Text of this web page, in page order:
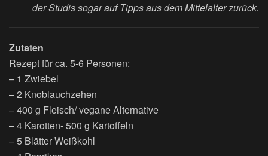
der Studis sogar auf Tipps aus dem Mittelalter zurück.
Zutaten
Rezept für ca. 5-6 Personen:
– 1 Zwiebel
– 2 Knoblauchzehen
– 400 g Fleisch/ vegane Alternative
– 4 Karotten- 500 g Kartoffeln
– 5 Blätter Weißkohl